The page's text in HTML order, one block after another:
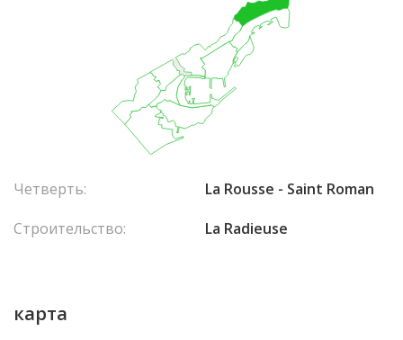
Четверть:
La Rousse - Saint Roman
Строительство:
La Radieuse
карта